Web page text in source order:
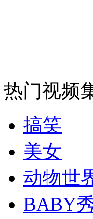
热门视频
搞笑
美女
动物世
BABY